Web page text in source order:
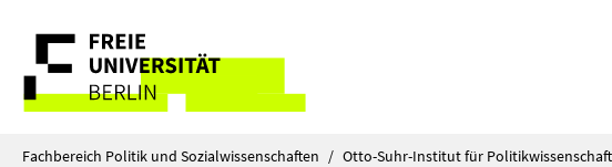
direkt
Inhalt
Service-
Navigation
Fachbereich Politik und Sozialwissenschaften / Otto-Suhr-Institut für Politikwissenschaft